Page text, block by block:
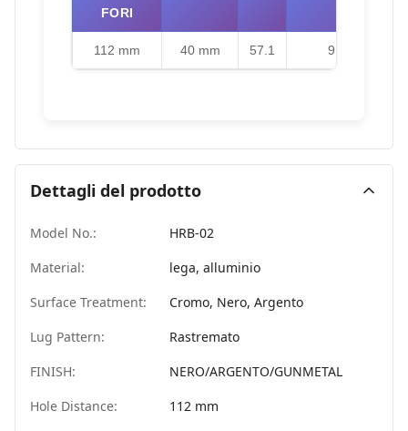
FORI
112 mm 40 mm 57.1 9,5J
Dettagli del prodotto
Model No.:
HRB-02
Material:
lega, alluminio
Surface Treatment:
Cromo, Nero, Argento
Lug Pattern:
Rastremato
FINISH:
NERO/ARGENTO/GUNMETAL
Hole Distance:
112 mm